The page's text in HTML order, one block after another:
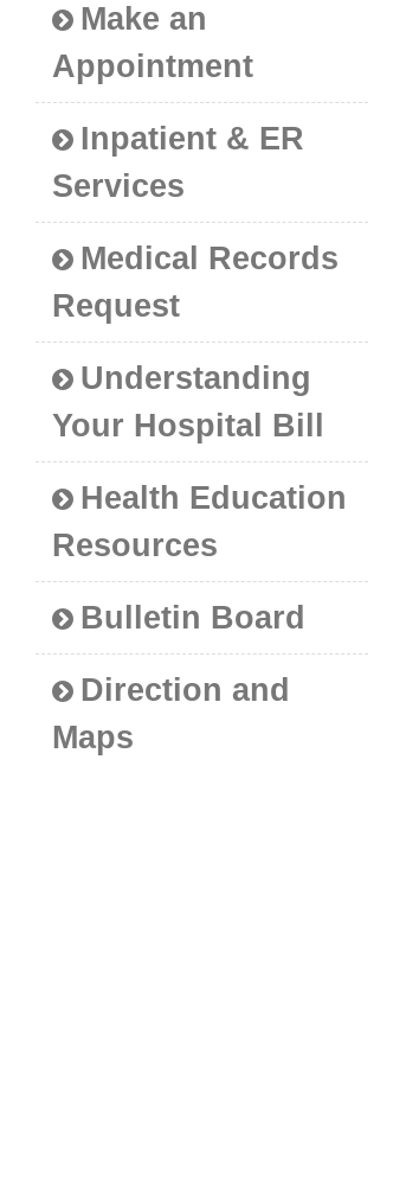
Make an
Appointment
Inpatient & ER
Services
Medical Records
Request
Understanding
Your Hospital Bill
Health Education
Resources
Bulletin Board
Direction and
Maps